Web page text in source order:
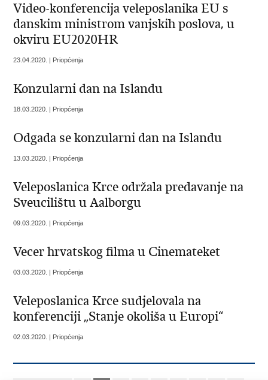
Video-konferencija veleposlanika EU s
danskim ministrom vanjskih poslova, u
okviru EU2020HR
23.04.2020. | Priopćenja
Konzularni dan na Islandu
18.03.2020. | Priopćenja
Odgada se konzularni dan na Islandu
13.03.2020. | Priopćenja
Veleposlanica Krce održala predavanje na
Sveucilištu u Aalborgu
09.03.2020. | Priopćenja
Vecer hrvatskog filma u Cinemateket
03.03.2020. | Priopćenja
Veleposlanica Krce sudjelovala na
konferenciji „Stanje okoliša u Europi“
02.03.2020. | Priopćenja